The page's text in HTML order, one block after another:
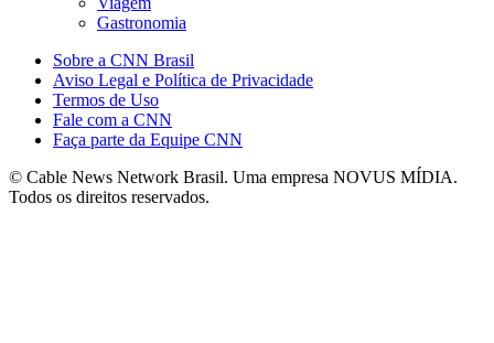
Gastronomia
Sobre a CNN Brasil
Aviso Legal e Política de Privacidade
Termos de Uso
Fale com a CNN
Faça parte da Equipe CNN
© Cable News Network Brasil. Uma empresa NOVUS MÍDIA.
Todos os direitos reservados.